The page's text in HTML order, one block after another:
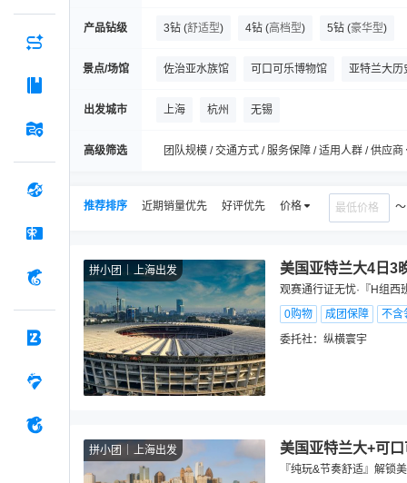
产品钻级 3钻 (舒适型) 4钻 (高档型) 5钻 (豪华型)
景点/场馆 佐治亚水族馆 可口可乐博物馆 亚特兰大历
National Center for Civil and Human Rights
出发城市 上海 杭州 无锡
高级筛选 团队规模 / 交通方式 / 服务保障 / 适用人群 / 供应商
推荐排序 近期销量优先 好评优先 价格
拼小团 上海出发 美国亚特兰大4日3
观赛通行证无忧·『H组西
0购物
成团保障
不含
委托社： 纵横寰宇
拼小团 上海出发 美国亚特兰大+可
『纯玩&节奏舒适』解锁